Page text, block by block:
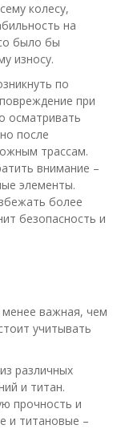
колесу,
на
было бы
износу.
по
при
осматривать
после
трассам.
внимание –
элементы.
более
безопасность и
менее важная, чем
учитывать
различных
и титан.
прочность и
и титановые –